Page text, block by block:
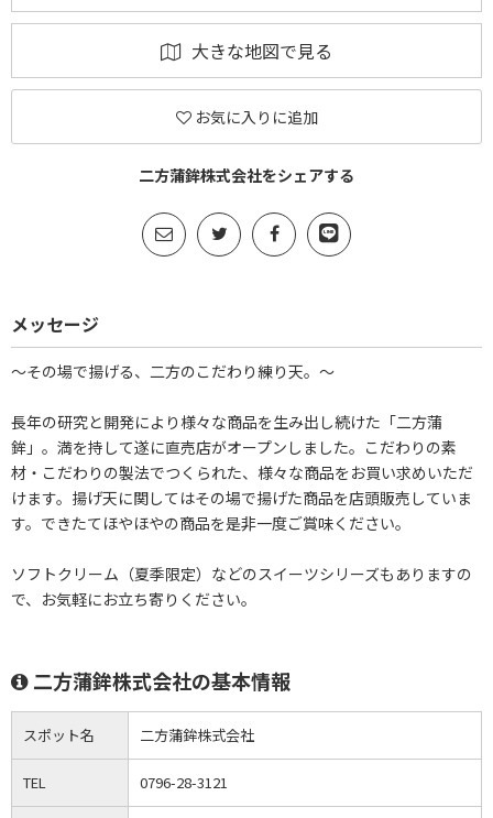
大きな地図で見る
お気に入りに追加
二方蒲鉾株式会社をシェアする
メッセージ
～その場で揚げる、二方のこだわり練り天。～
長年の研究と開発により様々な商品を生み出し続けた「二方蒲
鉾」。満を持して遂に直売店がオープンしました。こだわりの素
材・こだわりの製法でつくられた、様々な商品をお買い求めいただ
けます。揚げ天に関してはその場で揚げた商品を店頭販売していま
す。できたてほやほやの商品を是非一度ご賞味ください。
ソフトクリーム（夏季限定）などのスイーツシリーズもありますの
で、お気軽にお立ち寄りください。
二方蒲鉾株式会社の基本情報
スポット名 二方蒲鉾株式会社
TEL 0796-28-3121